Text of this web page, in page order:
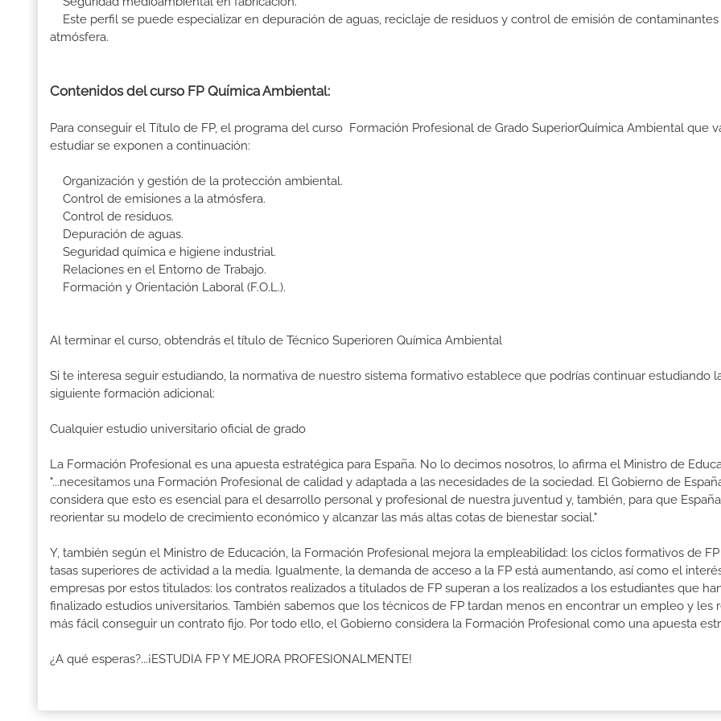
Este perfil se puede especializar en depuración de aguas, reciclaje de residuos y control de emisión de contaminantes
atmósfera.
Contenidos del curso FP Química Ambiental:
Para conseguir el Título de FP, el programa del curso Formación Profesional de Grado SuperiorQuímica Ambiental que
estudiar se exponen a continuación:
Organización y gestión de la protección ambiental.
Control de emisiones a la atmósfera.
Control de residuos.
Depuración de aguas.
Seguridad química e higiene industrial.
Relaciones en el Entorno de Trabajo.
Formación y Orientación Laboral (F.O.L.).
Al terminar el curso, obtendrás el título de Técnico Superioren Química Ambiental
Si te interesa seguir estudiando, la normativa de nuestro sistema formativo establece que podrías continuar estudiando
siguiente formación adicional:
Cualquier estudio universitario oficial de grado
La Formación Profesional es una apuesta estratégica para España. No lo decimos nosotros, lo afirma el Ministro de
"...necesitamos una Formación Profesional de calidad y adaptada a las necesidades de la sociedad. El Gobierno de
considera que esto es esencial para el desarrollo personal y profesional de nuestra juventud y, también, para que
reorientar su modelo de crecimiento económico y alcanzar las más altas cotas de bienestar social."
Y, también según el Ministro de Educación, la Formación Profesional mejora la empleabilidad: los ciclos formativos de
tasas superiores de actividad a la media. Igualmente, la demanda de acceso a la FP está aumentando, así como el
empresas por estos titulados: los contratos realizados a titulados de FP superan a los realizados a los estudiantes que
finalizado estudios universitarios. También sabemos que los técnicos de FP tardan menos en encontrar un empleo y les
más fácil conseguir un contrato fijo. Por todo ello, el Gobierno considera la Formación Profesional como una apuesta
¿A qué esperas?...¡ESTUDIA FP Y MEJORA PROFESIONALMENTE!